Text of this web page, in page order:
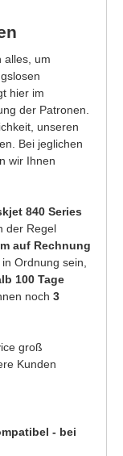
alles, um
hier im
der Patronen.
unseren
Bei jeglichen
wir Ihnen
840 Series
der Regel
auf Rechnung
Ordnung sein,
100 Tage
noch 3
groß
Kunden
- bei